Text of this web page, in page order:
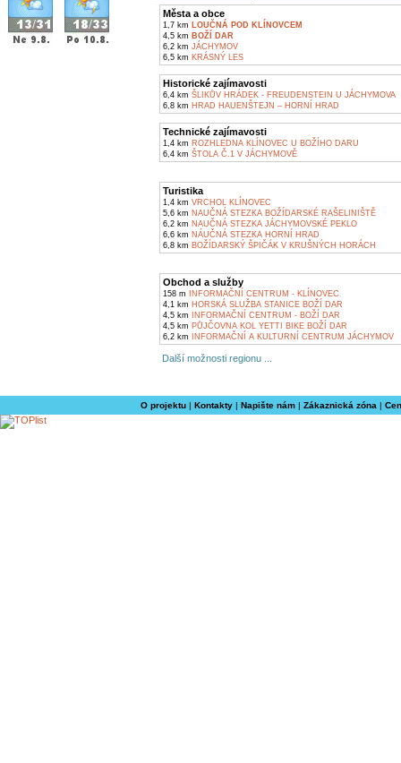
Města a obce
1,7 km LOUČNÁ POD KLÍNOVCEM
4,5 km BOŽÍ DAR
6,2 km JÁCHYMOV
6,5 km KRÁSNÝ LES
Historické zajímavosti
6,4 km ŠLIKŮV HRÁDEK - FREUDENSTEIN U JÁCHYMOVA
6,8 km HRAD HAUENŠTEJN – HORNÍ HRAD
Technické zajímavosti
1,4 km ROZHLEDNA KLÍNOVEC U BOŽÍHO DARU
6,4 km ŠTOLA Č.1 V JÁCHYMOVĚ
Turistika
1,4 km VRCHOL KLÍNOVEC
5,6 km NAUČNÁ STEZKA BOŽÍDARSKÉ RAŠELINIŠTĚ
6,2 km NAUČNÁ STEZKA JÁCHYMOVSKÉ PEKLO
6,6 km NÁUČNÁ STEZKA HORNÍ HRAD
6,8 km BOŽÍDARSKÝ ŠPIČÁK V KRUŠNÝCH HORÁCH
Obchod a služby
158 m INFORMAČNÍ CENTRUM - KLÍNOVEC
4,1 km HORSKÁ SLUŽBA STANICE BOŽÍ DAR
4,5 km INFORMAČNÍ CENTRUM - BOŽÍ DAR
4,5 km PŮJČOVNA KOL YETTI BIKE BOŽÍ DAR
6,2 km INFORMAČNÍ A KULTURNÍ CENTRUM JÁCHYMOV
Další možnosti regionu ...
O projektu| Kontakty| Napište nám| Zákaznická zóna |